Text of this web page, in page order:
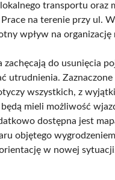
transportu oraz
na terenie przy ul.
wpływ na
zachęcają do usunięcia
utrudnienia. Zaznaczone
wszystkich, z
mieli możliwość
dostępna jest
objętego
w nowej